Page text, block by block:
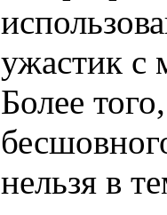
ужастик с
Более
нельзя в